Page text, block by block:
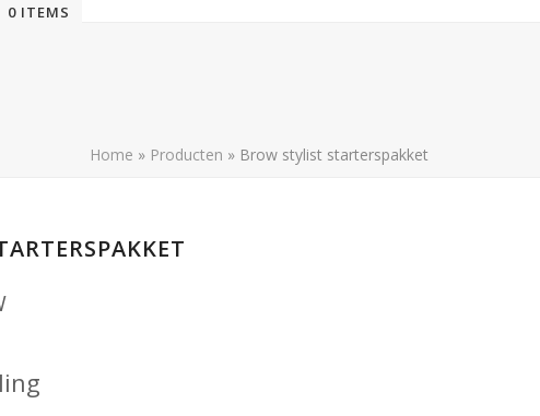
0 ITEMS
Home » Producten » Brow stylist starterspakket